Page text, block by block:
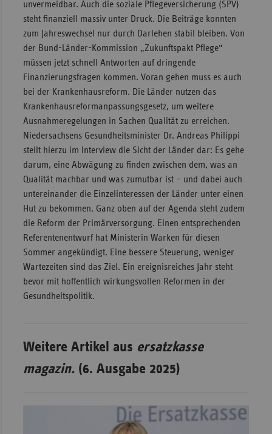
unvermeidbar. Auch die soziale Pflegeversicherung (SPV)
steht finanziell massiv unter Druck. Die Beiträge konnten
zum Jahreswechsel nur durch Darlehen stabil bleiben. Von
der Bund-Länder-Kommission „Zukunftspakt Pflege“
müssen jetzt schnell Antworten auf dringende
Finanzierungsfragen kommen. Voran gehen muss es auch
bei der Krankenhausreform. Die Länder nutzen das
Krankenhausreformanpassungsgesetz, um weitere
Ausnahmeregelungen in Sachen Qualität zu erreichen.
Niedersachsens Gesundheitsminister Dr. Andreas Philippi
stellt hierzu im Interview die Sicht der Länder dar: Es gehe
darum, eine Abwägung zu finden zwischen dem, was an
Qualität machbar und was zumutbar ist – und dabei auch
untereinander die Einzelinteressen der Länder unter einen
Hut zu bekommen. Ganz oben auf der Agenda steht zudem
die Reform der Primärversorgung. Einen entsprechenden
Referentenentwurf hat Ministerin Warken für diesen
Sommer angekündigt. Eine bessere Steuerung, weniger
Wartezeiten sind das Ziel. Ein ereignisreiches Jahr steht
bevor mit hoffentlich wirkungsvollen Reformen in der
Gesundheitspolitik.
Weitere Artikel aus ersatzkasse
magazin.(6. Ausgabe 2025)